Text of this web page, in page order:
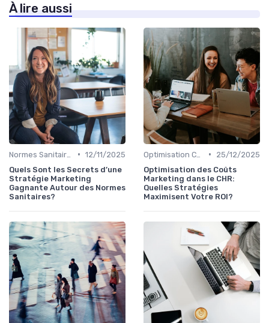
À lire aussi
• 12/11/2025
Quels Sont les Secrets d’une
Stratégie Marketing
Gagnante Autour des Normes
Sanitaires?
•
25/12/2025
Optimisation des Coûts
Marketing dans le CHR:
Quelles Stratégies
Maximisent Votre ROI?